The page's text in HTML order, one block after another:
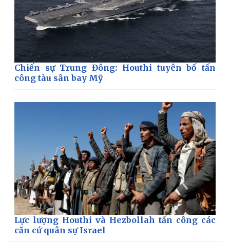
Quan sát
Cuộc sống đó đây
Hồ sơ
Video
Ảnh
Infographic
Chiến sự Trung Đông: Houthi tuyên bố tấn
công tàu sân bay Mỹ
Lực lượng Houthi và Hezbollah tấn công các
căn cứ quân sự Israel